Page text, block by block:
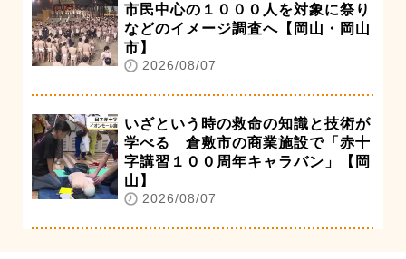
市民中心の１０００人を対象に祭り
などのイメージ調査へ【岡山・岡山
市】
2026/08/07
いざという時の救命の知識と技術が
学べる 倉敷市の商業施設で「赤十
字講習１００周年キャラバン」【岡
山】
2026/08/07